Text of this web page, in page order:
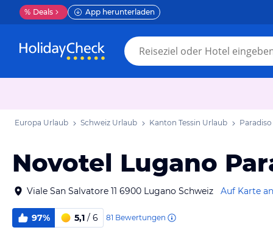
% Deals App herunterladen
Europa Urlaub Schweiz Urlaub Kanton Tessin Urlaub
Novotel Lugano
Viale San Salvatore 11 6900 Lugano Schweiz Auf Karte
97% 5,1 / 6 81 Bewertungen